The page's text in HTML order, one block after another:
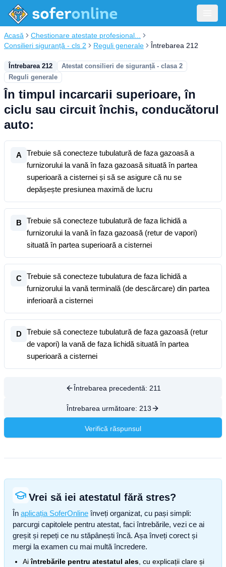
Acasă
Chestionare atestate profesional...
Consilieri siguranță - cls 2
Reguli generale Întrebarea 212
Întrebarea 212
Atestat consilieri de siguranță - clasa 2
Reguli generale
În timpul incarcarii superioare, în
ciclu sau circuit închis, conducătorul
auto:
A
Trebuie să conecteze tubulatură de faza gazoasă a
furnizorului la vană în faza gazoasă situată în partea
superioară a cisternei și să se asigure că nu se
depășește presiunea maximă de lucru
B
Trebuie să conecteze tubulatură de faza lichidă a
furnizorului la vană în faza gazoasă (retur de vapori)
situată în partea superioară a cisternei
C
Trebuie să conecteze tubulatura de faza lichidă a
furnizorului la vană terminală (de descărcare) din partea
inferioară a cisternei
D
Trebuie să conecteze tubulatură de faza gazoasă (retur
de vapori) la vană de faza lichidă situată în partea
superioară a cisternei
Întrebarea precedentă: 211
Întrebarea următoare: 213
Verifică răspunsul
Vrei să iei atestatul fără stres?
În aplicația SoferOnline înveți organizat, cu pași simpli:
parcurgi capitolele pentru atestat, faci întrebările, vezi ce ai
greșit și repeți ce nu stăpânești încă. Așa înveți corect și
mergi la examen cu mai multă încredere.
Aiîntrebările pentru atestatul ales , cu explicații clare și